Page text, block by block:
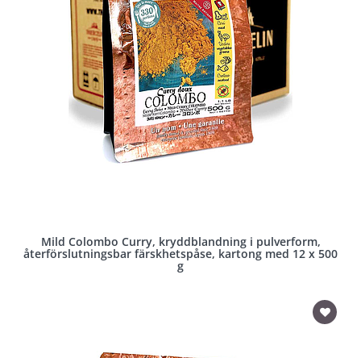
Mild Colombo Curry, kryddblandning i pulverform,
återförslutningsbar färskhetspåse, kartong med 12 x 500
g